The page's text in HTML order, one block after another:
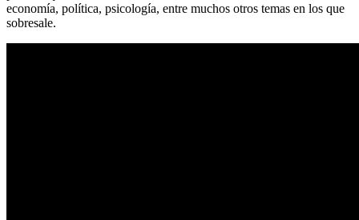
economía, política, psicología, entre muchos otros temas en los que
sobresale.